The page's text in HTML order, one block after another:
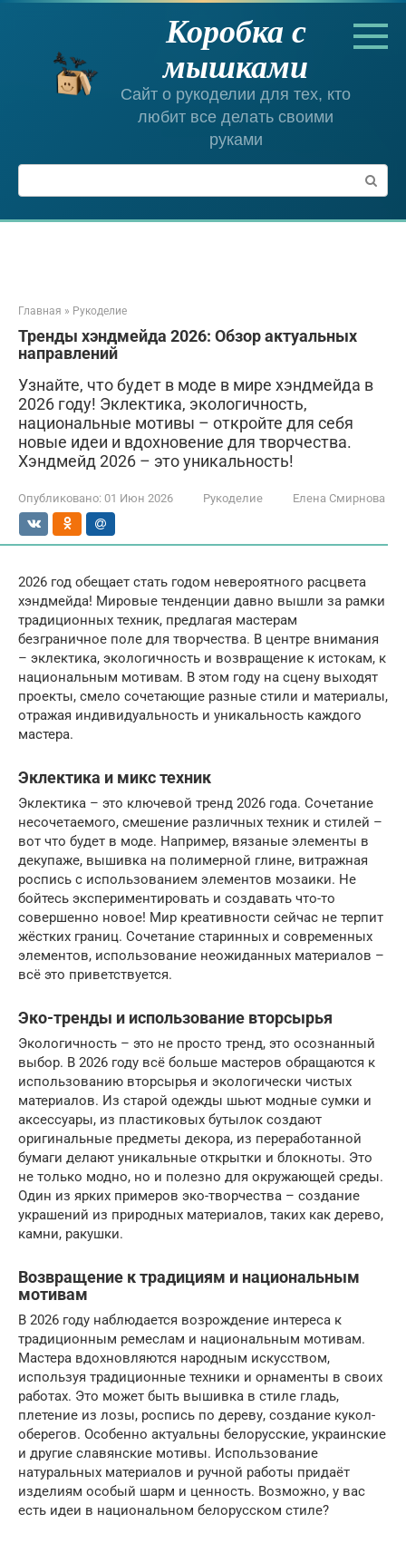
Перейти
Коробка с
мышками
Сайт о рукоделии для тех, кто
любит все делать своими
руками
Поиск:
Главная » Рукоделие
Тренды хэндмейда 2026: Обзор актуальных
направлений
Узнайте, что будет в моде в мире хэндмейда в
2026 году! Эклектика, экологичность,
национальные мотивы – откройте для себя
новые идеи и вдохновение для творчества.
Хэндмейд 2026 – это уникальность!
Опубликовано: 01 Июн 2026 Рукоделие Елена Смирнова
2026 год обещает стать годом невероятного расцвета
хэндмейда! Мировые тенденции давно вышли за рамки
традиционных техник, предлагая мастерам
безграничное поле для творчества. В центре внимания
– эклектика, экологичность и возвращение к истокам, к
национальным мотивам. В этом году на сцену выходят
проекты, смело сочетающие разные стили и материалы,
отражая индивидуальность и уникальность каждого
мастера.
Эклектика и микс техник
Эклектика – это ключевой тренд 2026 года. Сочетание
несочетаемого, смешение различных техник и стилей –
вот что будет в моде. Например, вязаные элементы в
декупаже, вышивка на полимерной глине, витражная
роспись с использованием элементов мозаики. Не
бойтесь экспериментировать и создавать что-то
совершенно новое! Мир креативности сейчас не терпит
жёстких границ. Сочетание старинных и современных
элементов, использование неожиданных материалов –
всё это приветствуется.
Эко-тренды и использование вторсырья
Экологичность – это не просто тренд, это осознанный
выбор. В 2026 году всё больше мастеров обращаются к
использованию вторсырья и экологически чистых
материалов. Из старой одежды шьют модные сумки и
аксессуары, из пластиковых бутылок создают
оригинальные предметы декора, из переработанной
бумаги делают уникальные открытки и блокноты. Это
не только модно, но и полезно для окружающей среды.
Один из ярких примеров эко-творчества – создание
украшений из природных материалов, таких как дерево,
камни, ракушки.
Возвращение к традициям и национальным
мотивам
В 2026 году наблюдается возрождение интереса к
традиционным ремеслам и национальным мотивам.
Мастера вдохновляются народным искусством,
используя традиционные техники и орнаменты в своих
работах. Это может быть вышивка в стиле гладь,
плетение из лозы, роспись по дереву, создание кукол-
оберегов. Особенно актуальны белорусские, украинские
и другие славянские мотивы. Использование
натуральных материалов и ручной работы придаёт
изделиям особый шарм и ценность. Возможно, у вас
есть идеи в национальном белорусском стиле?